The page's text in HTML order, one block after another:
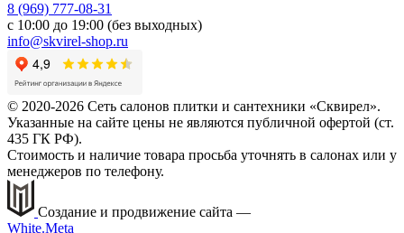
8 (969) 777-08-31
с 10:00 до 19:00 (без выходных)
info@skvirel-shop.ru
© 2020-2026 Сеть салонов плитки и сантехники «Сквирел».
Указанные на сайте цены не являются публичной офертой (ст.
435 ГК РФ).
Стоимость и наличие товара просьба уточнять в салонах или у
менеджеров по телефону.
Создание и продвижение сайта —
White.Meta